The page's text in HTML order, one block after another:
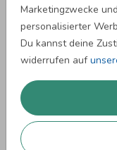
Marketingzwecke
personalisierter
Du kannst deine
widerrufen auf
SPRÜCHE ZUR
WEITERE SPRÜCHE
ÜBER